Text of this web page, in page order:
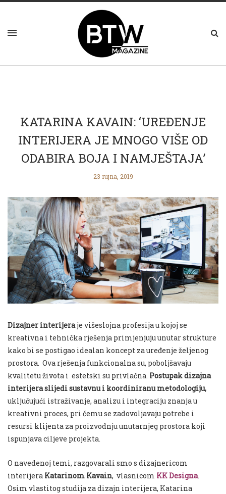
KATARINA KAVAIN: ‘UREĐENJE
INTERIJERA JE MNOGO VIŠE OD
ODABIRA BOJA I NAMJEŠTAJA’
23 rujna, 2019
Dizajner interijeraje višeslojna profesija u kojoj se
kreativna i tehnička rješenja primjenjuju unutar strukture
kako bi se postigao idealan koncept za uređenje željenog
prostora. Ova rješenja funkcionalna su, poboljšavaju
kvalitetu života i estetski su privlačna. Postupak dizajna
interijera slijedi sustavnu i koordiniranu metodologiju,
uključujući istraživanje, analizu i integraciju znanja u
kreativni proces, pri čemu se zadovoljavaju potrebe i
resursi klijenta za proizvodnju unutarnjeg prostora koji
ispunjava ciljeve projekta.
O navedenoj temi, razgovarali smo s dizajnericom
interijera Katarinom Kavain, vlasnicom KK Designa.
Osim vlastitog studija za dizajn interijera, Katarina